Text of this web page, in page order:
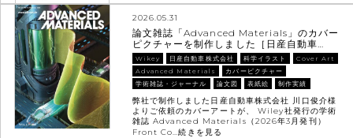
2026.05.31
論文雑誌「Advanced Materials」のカバー
ピクチャーを制作しました［日産自動車…
Wikey 日産自動車株式会社 科学イラスト
Cover Art
Advanced Materials
カバーピクチャー
学術雑誌・ジャーナル
論文図 表紙絵 制作実績
弊社で制作しました日産自動車株式会社 川口俊介様
よりご依頼のカバーアートが、 Wiley社発行の学術
雑誌 Advanced Materials（2026年3月発刊）
Front Co…続きを見る